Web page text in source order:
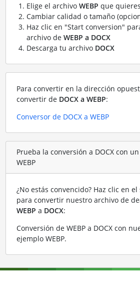
Elige el archivo WEBP que
Cambiar calidad o tamaño
Haz clic en "Start conversion"
archivo de WEBP a DOCX
Descarga tu archivo DOCX
Para convertir en la dirección
convertir de DOCX a WEBP:
Conversor de DOCX a WEBP
Prueba la conversión a DOCX con
WEBP
¿No estás convencido? Haz clic en
para convertir nuestro archivo de
WEBP a DOCX:
Conversión de WEBP a DOCX con
ejemplo WEBP.